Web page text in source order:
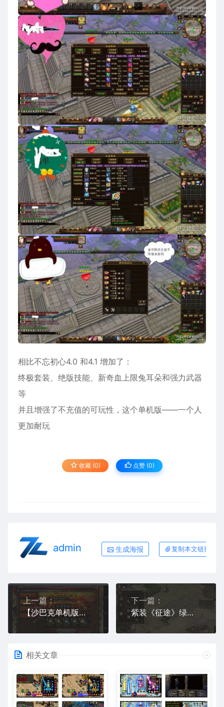
相比不忘初心4.0 和4.1 增加了：
终极套装、绝版技能、新奇血上限兔耳朵和强力武器
等
并且增强了不充值的可玩性，这个单机版——一个人
更加耐玩
收藏 (0) 点赞 (0)
admin 生成海报 复制本文链接
上一篇：
【沙巴克单机版一键端】最新天羽服务端+GM后台工具 免架设手游单机版下载
下一篇：
紫装《征途》绿色安装版下载 | 免虚拟机+GM工具一键安装包
相关文章